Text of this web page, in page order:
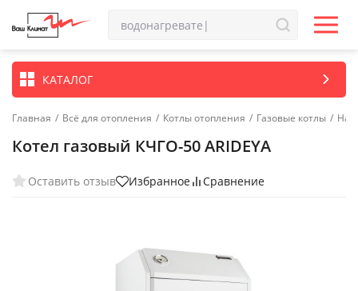
КАТАЛОГ
Главная / Всё для отопления / Котлы отопления / Газовые котлы /
Котел газовый КЧГО-50 ARIDEYA
Оставить отзыв Избранное Сравнение